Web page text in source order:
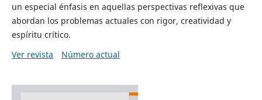
un especial énfasis en aquellas perspectivas reflexivas que
abordan los problemas actuales con rigor, creatividad y
espíritu crítico.
Ver revista
Número actual